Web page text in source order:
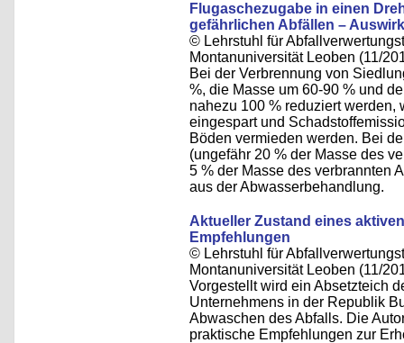
Flugaschezugabe in einen
gefährlichen Abfällen –
© Lehrstuhl für
Montanuniversität Leoben (11/
Bei der Verbrennung von
%, die Masse um 60-90 % und
nahezu 100 % reduziert
eingespart und
Böden vermieden werden. Bei
(ungefähr 20 % der Masse des
5 % der Masse des verbrannten
aus der Abwasserbehandlung.
Aktueller Zustand eines
Empfehlungen
© Lehrstuhl für
Montanuniversität Leoben (11/
Vorgestellt wird ein Absetzteich
Unternehmens in der Republik
Abwaschen des Abfalls. Die
praktische Empfehlungen zur